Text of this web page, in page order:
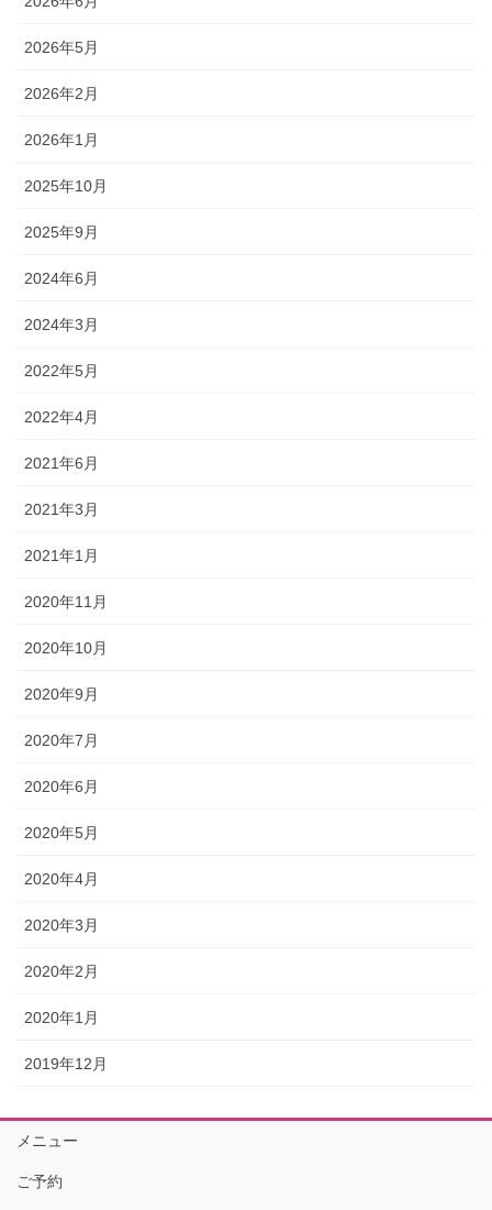
2026年5月
2026年2月
2026年1月
2025年10月
2025年9月
2024年6月
2024年3月
2022年5月
2022年4月
2021年6月
2021年3月
2021年1月
2020年11月
2020年10月
2020年9月
2020年7月
2020年6月
2020年5月
2020年4月
2020年3月
2020年2月
2020年1月
2019年12月
メニュー
ご予約